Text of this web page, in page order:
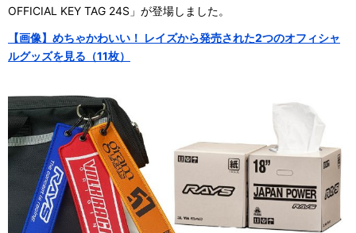
OFFICIAL KEY TAG 24S」が登場しました。
【画像】めちゃかわいい！ レイズから発売された2つのオフィシャ
ルグッズを見る（11枚）